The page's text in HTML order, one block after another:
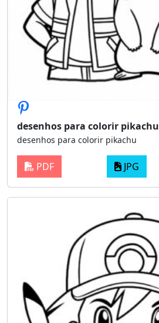
desenhos para colorir pikachu
desenhos para colorir pikachu
PDF JPG